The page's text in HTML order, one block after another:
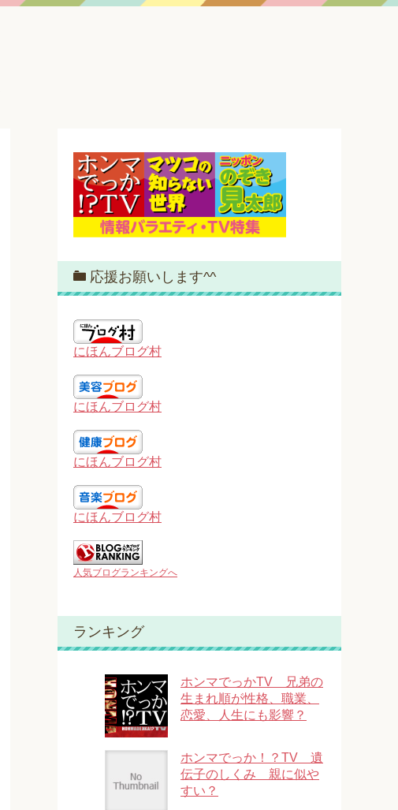
応援お願いします^^
にほんブログ村
にほんブログ村
にほんブログ村
にほんブログ村
人気ブログランキングへ
ランキング
ホンマでっかTV 兄弟の
生まれ順が性格、職業、
恋愛、人生にも影響？
ホンマでっか！？TV 遺
伝子のしくみ 親に似や
すい？